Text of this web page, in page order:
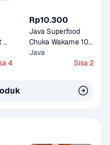
4
Rp10.300
Java Superfood
Chuka Wakame 100
gram
Java
Sisa 2